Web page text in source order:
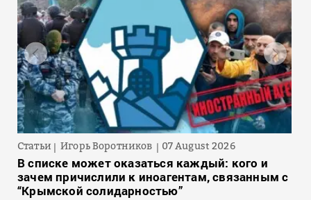
Статьи Игорь Воротников 07 August 2026
В списке может оказаться каждый: кого и
зачем причислили к иноагентам, связанным с
“Крымской солидарностью”